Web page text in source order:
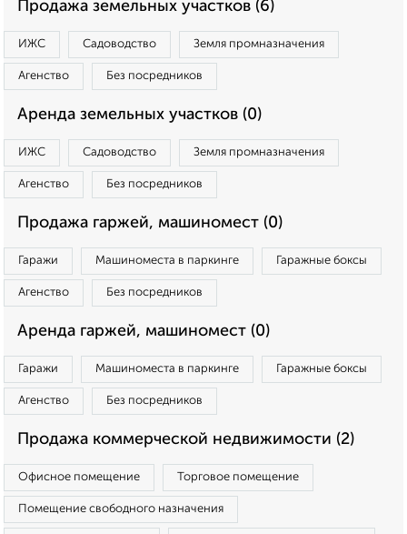
Продажа земельных участков (6)
ИЖС Садоводство Земля промназначения
Агенство Без посредников
Аренда земельных участков (0)
ИЖС Садоводство Земля промназначения
Агенство Без посредников
Продажа гаржей, машиномест (0)
Гаражи Машиноместа в паркинге Гаражные боксы
Агенство Без посредников
Аренда гаржей, машиномест (0)
Гаражи Машиноместа в паркинге Гаражные боксы
Агенство Без посредников
Продажа коммерческой недвижимости (2)
Офисное помещение Торговое помещение
Помещение свободного назначения